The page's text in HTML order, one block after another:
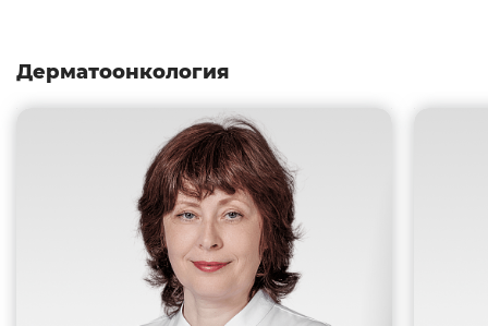
Дерматоонкология